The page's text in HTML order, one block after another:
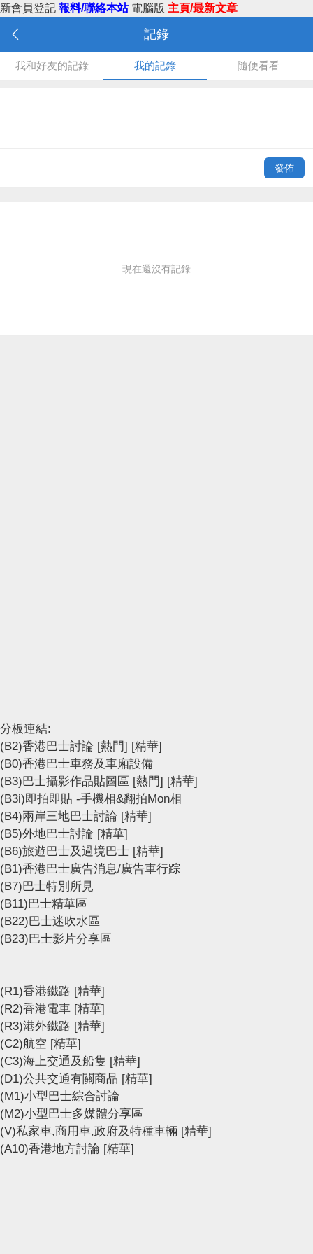
新會員登記 報料/聯絡本站 電腦版 主頁/最新文章
記錄
我和好友的記錄 我的記錄 隨便看看
發佈
現在還沒有記錄
分板連結:
(B2)香港巴士討論 [熱門] [精華]
(B0)香港巴士車務及車廂設備
(B3)巴士攝影作品貼圖區 [熱門] [精華]
(B3i)即拍即貼 -手機相&翻拍Mon相
(B4)兩岸三地巴士討論 [精華]
(B5)外地巴士討論 [精華]
(B6)旅遊巴士及過境巴士 [精華]
(B1)香港巴士廣告消息/廣告車行踪
(B7)巴士特別所見
(B11)巴士精華區
(B22)巴士迷吹水區
(B23)巴士影片分享區
(R1)香港鐵路 [精華]
(R2)香港電車 [精華]
(R3)港外鐵路 [精華]
(C2)航空 [精華]
(C3)海上交通及船隻 [精華]
(D1)公共交通有關商品 [精華]
(M1)小型巴士綜合討論
(M2)小型巴士多媒體分享區
(V)私家車,商用車,政府及特種車輛 [精華]
(A10)香港地方討論 [精華]